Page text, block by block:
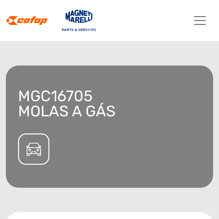
MGC16705
MOLAS A GÁS